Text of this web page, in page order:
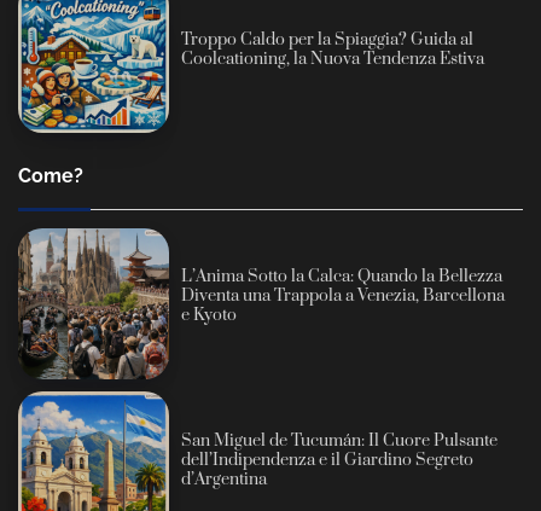
Troppo Caldo per la Spiaggia? Guida al
Coolcationing, la Nuova Tendenza Estiva
Come?
L’Anima Sotto la Calca: Quando la Bellezza
Diventa una Trappola a Venezia, Barcellona
e Kyoto
San Miguel de Tucumán: Il Cuore Pulsante
dell’Indipendenza e il Giardino Segreto
d’Argentina